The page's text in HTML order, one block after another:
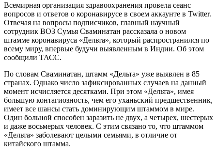
Всемирная организация здравоохранения провела сеанс
вопросов и ответов о коронавирусе в своем аккаунте в Twitter.
Отвечая на вопросы подписчиков, главный научный
сотрудник ВОЗ Сумья Сваминатан рассказала о новом
штамме коронавируса «Дельта», который распространился по
всему миру, впервые будучи выявленным в Индии. Об этом
сообщили ТАСС.
По словам Сваминатан, штамм «Дельта» уже выявлен в 85
странах. Однако число зафиксированных случаев на данный
момент исчисляется десятками. При этом «Дельта», имея
большую контагиозность, чем его уханьский предшественник,
имеет все шансы стать доминирующим штаммом в мире.
Один больной способен заразить не двух, а четырех, шестерых
и даже восьмерых человек. С этим связано то, что штаммом
«Дельта» заболевают целыми семьями, в отличие от
китайского штамма.